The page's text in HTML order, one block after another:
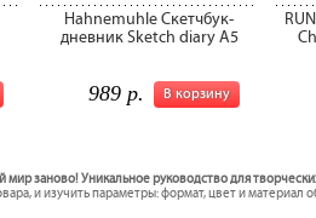
Hahnemuhle Скетчбук-
дневник Sketch diary А5
В корзину
989 р.
мир заново! Уникальное руководство для
и изучить параметры: формат, цвет и материал